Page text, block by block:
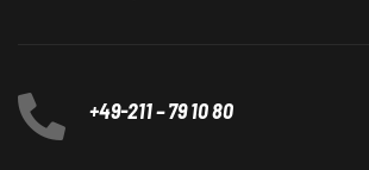
+49-211 – 79 10 80